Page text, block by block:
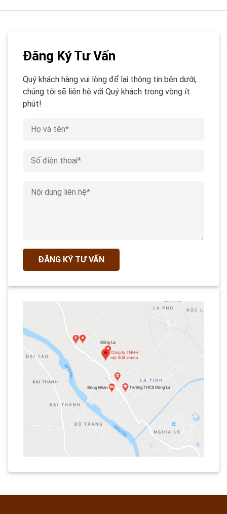
Đăng Ký Tư Vấn
Quý khách hàng vui lòng để lại thông tin bên dưới,
chúng tôi sẽ liên hệ với Quý khách trong vòng ít
phút!
ĐĂNG KÝ TƯ VẤN